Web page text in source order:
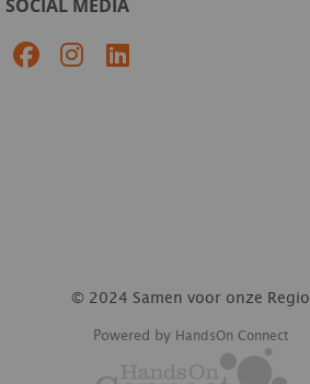
SOCIAL MEDIA
© 2024 Samen voor onze Regio
Powered by HandsOn Connect